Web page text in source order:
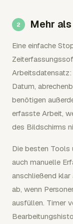
Mehr
Eine einfache
Datum,
benötigen
erfasste Arbeit,
des Bildschirms
Die besten
auch manuelle
anschließend
ab, wenn
ausfüllen. Timer